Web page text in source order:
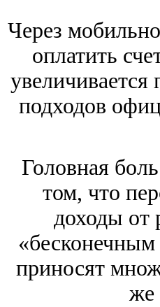
Через
оплатить
увеличивается
подходов
Головная
том, что
доходы от
приносят
же